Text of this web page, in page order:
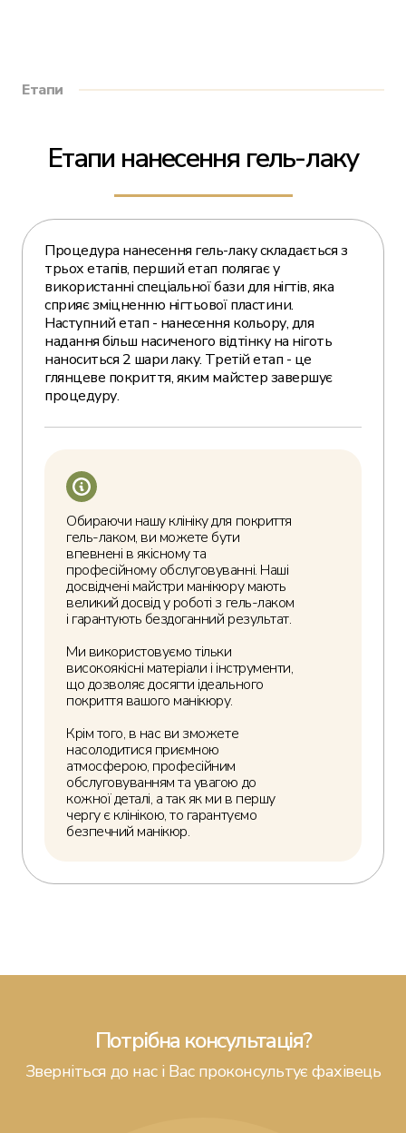
Етапи
Етапи нанесення гель-лаку
Процедура нанесення гель-лаку складається з
трьох етапів, перший етап полягає у
використанні спеціальної бази для нігтів, яка
сприяє зміцненню нігтьової пластини.
Наступний етап - нанесення кольору, для
надання більш насиченого відтінку на ніготь
наноситься 2 шари лаку. Третій етап - це
глянцеве покриття, яким майстер завершує
процедуру.
Обираючи нашу клініку для покриття
гель-лаком, ви можете бути
впевнені в якісному та
професійному обслуговуванні. Наші
досвідчені майстри манікюру мають
великий досвід у роботі з гель-лаком
і гарантують бездоганний результат.
Ми використовуємо тільки
високоякісні матеріали і інструменти,
що дозволяє досягти ідеального
покриття вашого манікюру.
Крім того, в нас ви зможете
насолодитися приємною
атмосферою, професійним
обслуговуванням та увагою до
кожної деталі, а так як ми в першу
чергу є клінікою, то гарантуємо
безпечний манікюр.
Потрібна консультація?
Зверніться до нас і Вас проконсультує фахівець